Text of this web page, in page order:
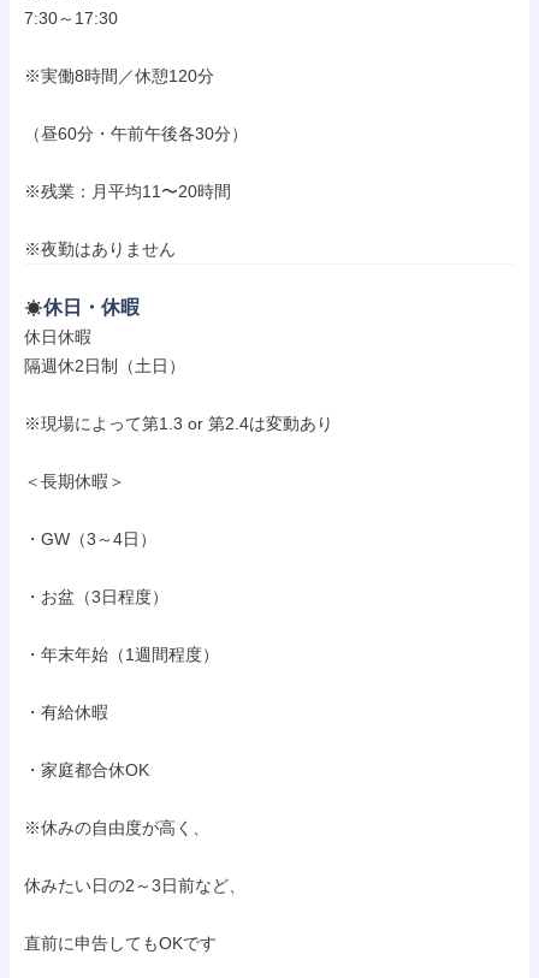
7:30～17:30
※実働8時間／休憩120分
（昼60分・午前午後各30分）
※残業：月平均11〜20時間
※夜勤はありません
休日・休暇
休日休暇
隔週休2日制（土日）
※現場によって第1.3 or 第2.4は変動あり
＜長期休暇＞
・GW（3～4日）
・お盆（3日程度）
・年末年始（1週間程度）
・有給休暇
・家庭都合休OK
※休みの自由度が高く、
休みたい日の2～3日前など、
直前に申告してもOKです